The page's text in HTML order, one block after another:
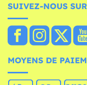
SUIVEZ-NOUS
MOYENS DE